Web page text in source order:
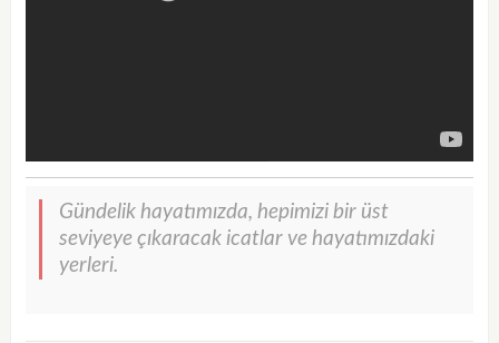
Gündelik hayatımızda, hepimizi bir üst
seviyeye çıkaracak icatlar ve hayatımızdaki
yerleri.